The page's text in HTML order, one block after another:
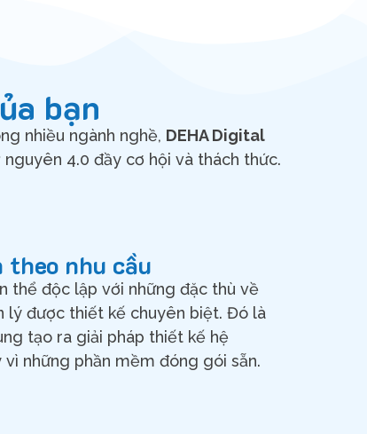
bạn
nhiều ngành nghề, DEHA Digital
4.0 đầy cơ hội và thách thức.
nhu cầu
thể độc lập với những đặc thù về
lý được thiết kế chuyên biệt. Đó là
tạo ra giải pháp thiết kế hệ
vì những phần mềm đóng gói sẵn.